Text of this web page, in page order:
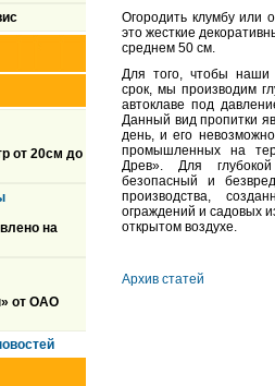
от 20см до
на
от ОАО
Огородить клумбу или
это жесткие
среднем 50 см.
Для того, чтобы наши
срок, мы производим
автоклаве под
Данный вид пропитки
день, и его
промышленных на
Древ». Для
безопасный и
производства,
ограждений и садовых
открытом воздухе.
Архив статей